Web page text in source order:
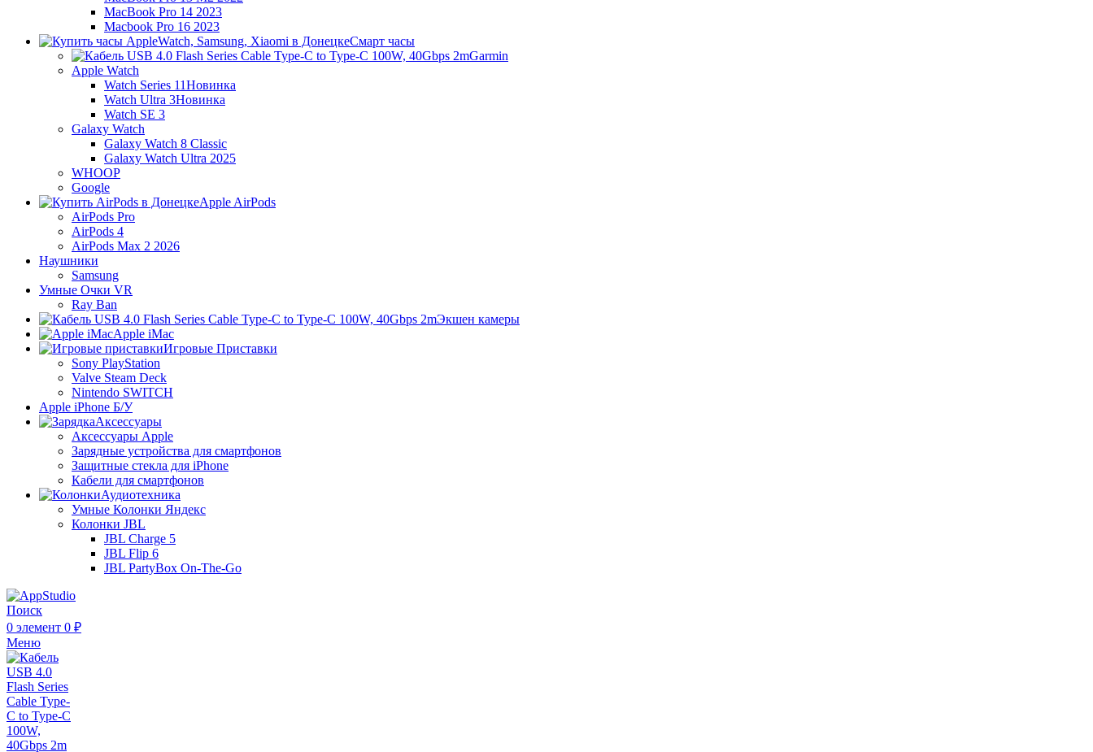
MacBook Pro 14 2023
Macbook Pro 16 2023
Смарт часы
Garmin
Apple Watch
Watch Series 11Новинка
Watch Ultra 3Новинка
Watch SE 3
Galaxy Watch
Galaxy Watch 8 Classic
Galaxy Watch Ultra 2025
WHOOP
Google
Apple AirPods
AirPods Pro
AirPods 4
AirPods Max 2 2026
Наушники
Samsung
Умные Очки VR
Ray Ban
Экшен камеры
Apple iMac
Игровые Приставки
Sony PlayStation
Valve Steam Deck
Nintendo SWITCH
Apple iPhone Б/У
Аксессуары
Аксессуары Apple
Зарядные устройства для смартфонов
Защитные стекла для iPhone
Кабели для смартфонов
Аудиотехника
Умные Колонки Яндекс
Колонки JBL
JBL Charge 5
JBL Flip 6
JBL PartyBox On-The-Go
Поиск
0 элемент 0 ₽
Меню